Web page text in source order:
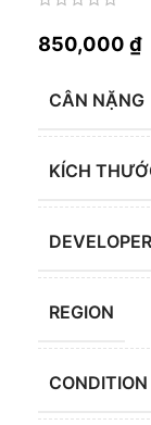
850,000 ₫
CÂN NẶNG
KÍCH
DEVELOPER
REGION
CONDITION